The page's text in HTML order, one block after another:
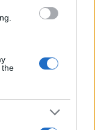
the
της
βήμα».
Οδικής
η
Μυλωνά,